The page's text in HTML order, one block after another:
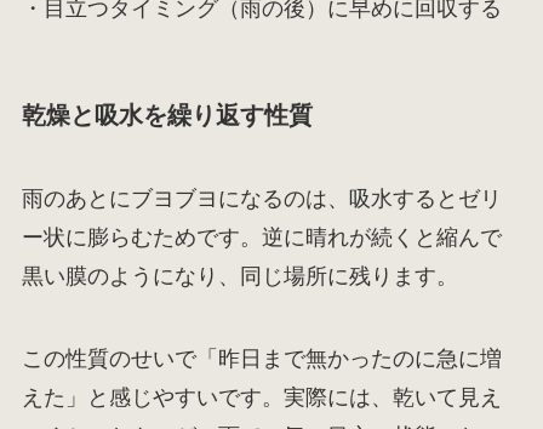
・目立つタイミング（雨の後）に早めに回収する
乾燥と吸水を繰り返す性質
雨のあとにブヨブヨになるのは、吸水するとゼリ
ー状に膨らむためです。逆に晴れが続くと縮んで
黒い膜のようになり、同じ場所に残ります。
この性質のせいで「昨日まで無かったのに急に増
えた」と感じやすいです。実際には、乾いて見え